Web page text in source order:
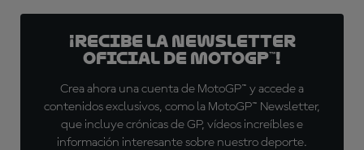
¡Recibe la Newsletter
oficial de MotoGP™!
Crea ahora una cuenta de MotoGP™ y accede a
contenidos exclusivos, como la MotoGP™ Newsletter,
que incluye crónicas de GP, vídeos increíbles e
información interesante sobre nuestro deporte.